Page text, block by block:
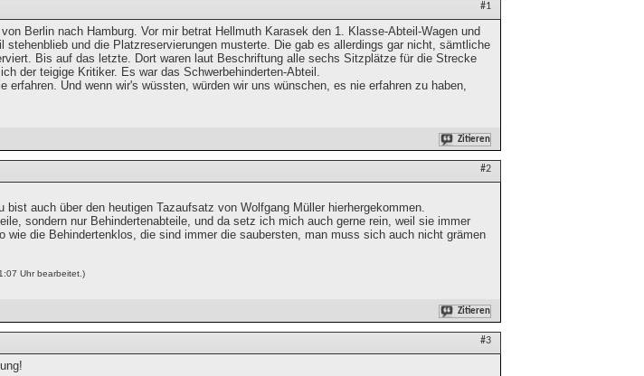
#1
Berlin nach Hamburg. Vor mir betrat Hellmuth Karasek den 1. Klasse-Abteil-Wagen und
stehenblieb und die Platzreservierungen musterte. Die gab es allerdings gar nicht, sämtliche
Bis auf das letzte. Dort waren laut Beschriftung alle sechs Sitzplätze für die Strecke
der teigige Kritiker. Es war das Schwerbehinderten-Abteil.
erfahren. Und wenn wir's wüssten, würden wir uns wünschen, es nie erfahren zu haben,
Zitieren
#2
auch über den heutigen Tazaufsatz von Wolfgang Müller hierhergekommen.
sondern nur Behindertenabteile, und da setz ich mich auch gerne rein, weil sie immer
wie die Behindertenklos, die sind immer die saubersten, man muss sich auch nicht grämen
Uhr bearbeitet.)
Zitieren
#3